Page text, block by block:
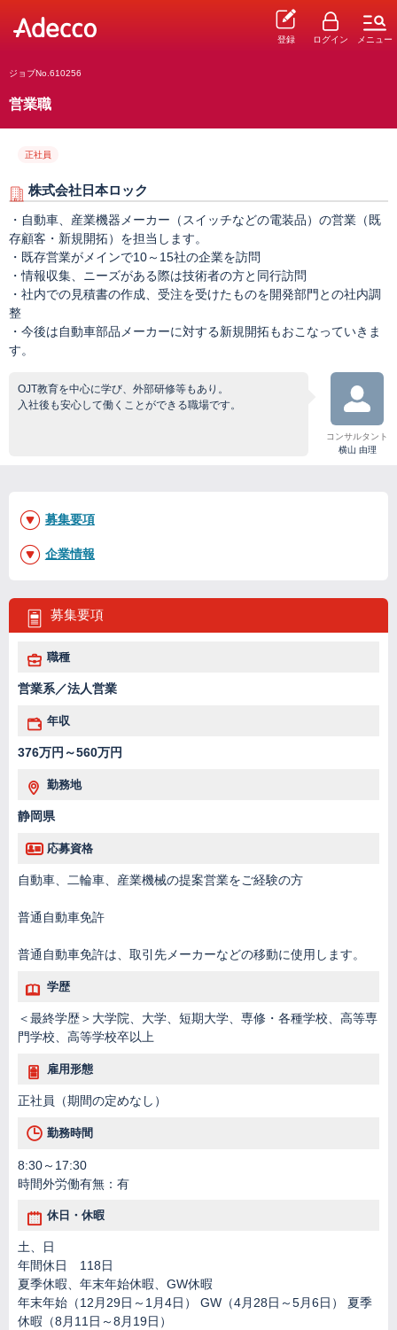
登録 ログイン メニュー
ジョブNo.610256
営業職
正社員
株式会社日本ロック
・自動車、産業機器メーカー（スイッチなどの電装品）の営業（既
存顧客・新規開拓）を担当します。
・既存営業がメインで10～15社の企業を訪問
・情報収集、ニーズがある際は技術者の方と同行訪問
・社内での見積書の作成、受注を受けたものを開発部門との社内調
整
・今後は自動車部品メーカーに対する新規開拓もおこなっていきま
す。
OJT教育を中心に学び、外部研修等もあり。
入社後も安心して働くことができる職場です。
コンサルタント
横山 由理
募集要項
職種
営業系／法人営業
年収
376万円～560万円
勤務地
静岡県
応募資格
自動車、二輪車、産業機械の提案営業をご経験の方
普通自動車免許
普通自動車免許は、取引先メーカーなどの移動に使用します。
学歴
＜最終学歴＞大学院、大学、短期大学、専修・各種学校、高等専
門学校、高等学校卒以上
雇用形態
正社員（期間の定めなし）
勤務時間
8:30～17:30
時間外労働有無：有
休日・休暇
土、日
年間休日 118日
夏季休暇、年末年始休暇、GW休暇
年末年始（12月29日～1月4日） GW（4月28日～5月6日） 夏季
休暇（8月11日～8月19日）
募集要項
企業情報